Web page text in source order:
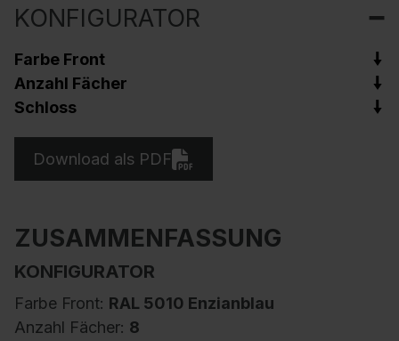
KONFIGURATOR
Farbe Front
Anzahl Fächer
Schloss
Download als PDF
ZUSAMMENFASSUNG
KONFIGURATOR
Farbe Front: RAL 5010 Enzianblau
Anzahl Fächer: 8